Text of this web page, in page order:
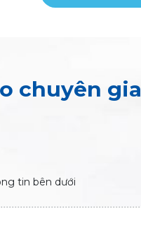
chuyên gia
tin bên dưới